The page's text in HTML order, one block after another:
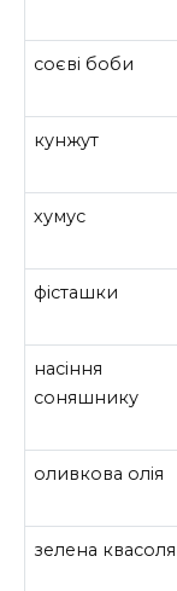
соєві боби
кунжут
хумус
фісташки
насіння
соняшнику
оливкова олія
зелена квасоля